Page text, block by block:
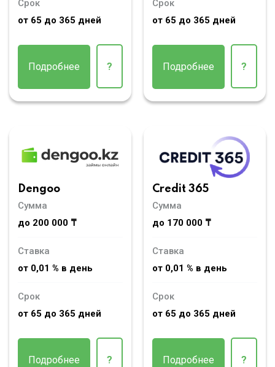
Срок
от 65 до 365 дней
Подробнее ?
Срок
от 65 до 365 дней
Подробнее ?
Dengoo
Сумма
до 200 000 ₸
Ставка
от 0,01 % в день
Срок
от 65 до 365 дней
Подробнее ?
Credit 365
Сумма
до 170 000 ₸
Ставка
от 0,01 % в день
Срок
от 65 до 365 дней
Подробнее ?